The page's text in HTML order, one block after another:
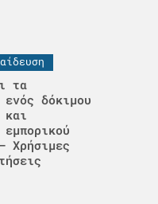
τα
ενός δόκιμου
και
Χρήσιμες